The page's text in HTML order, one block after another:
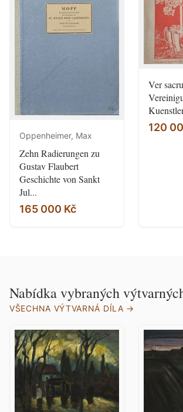
Oppenheimer, Max
Zehn Radierungen zu
Gustav Flaubert
Geschichte von Sankt
Jul...
165 000 Kč
Ver
120
Nabídka vybraných
VŠECHNA VÝTVARNÁ DÍLA →